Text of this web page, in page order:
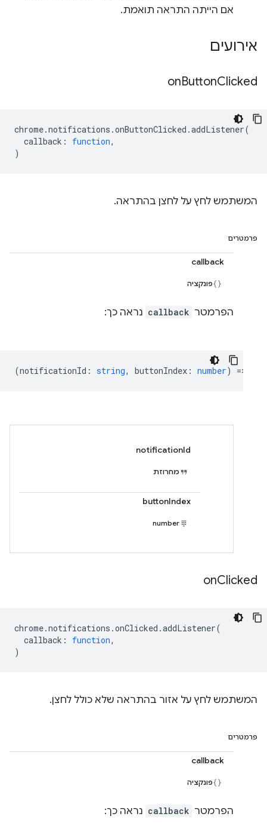
אם הייתה התראה תואמת.
אירועים
onButtonClicked
chrome.notifications .onButtonClicked .addListener(
callback : function,
)
המשתמש לחץ על לחצן בהתראה.
פרמטרים
callback
פונקציה
הפרמטר callback נראה כך:
(notificationId : string, buttonIndex : number) =>
notificationId
מחרוזת
buttonIndex
number
onClicked
chrome.notifications .onClicked .addListener(
callback : function,
)
המשתמש לחץ על אזור בהתראה שלא כולל לחצן.
פרמטרים
callback
פונקציה
הפרמטר callback נראה כך: